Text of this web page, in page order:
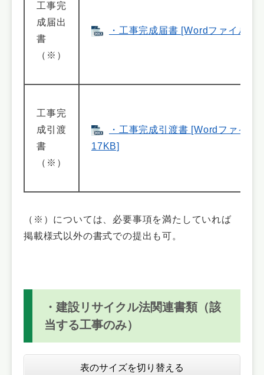
工事完
成届出
書
（※）
・工事完成届書 [Wordファイル／
工事完
成引渡
書
（※）
・工事完成引渡書 [Wordファイル
17KB]
（※）については、必要事項を満たしていれば
掲載様式以外の書式での提出も可。
・建設リサイクル法関連書類（該
当する工事のみ）
表のサイズを切り替える